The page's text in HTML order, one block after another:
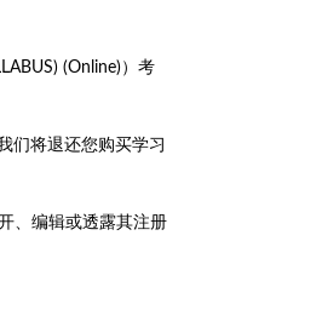
(Online)）考
们将退还您购买学习
、编辑或透露其注册